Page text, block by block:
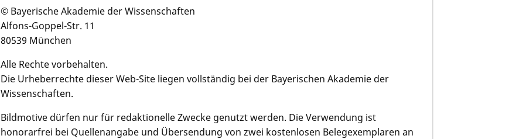
© Bayerische Akademie der Wissenschaften
Alfons-Goppel-Str. 11
80539 München
Alle Rechte vorbehalten.
Die Urheberrechte dieser Web-Site liegen vollständig bei der Bayerischen Akademie der
Wissenschaften.
Bildmotive dürfen nur für redaktionelle Zwecke genutzt werden. Die Verwendung ist
honorarfrei bei Quellenangabe und Übersendung von zwei kostenlosen Belegexemplaren an